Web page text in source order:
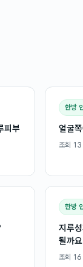
피부
한방
얼굴
조회 13
한방
지루
될까
조회 16